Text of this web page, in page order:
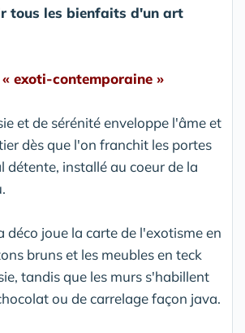
tous les bienfaits d'un art
exoti-contemporaine »
et de sérénité enveloppe l'âme et
dès que l'on franchit les portes
détente, installé au coeur de la
déco joue la carte de l'exotisme en
bruns et les meubles en teck
tandis que les murs s'habillent
ou de carrelage façon java.